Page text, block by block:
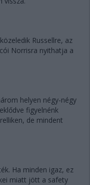
Russellre, az
Norrisra nyithatja a
helyen négy-négy
figyelnénk
de mindent
Ha minden igaz, ez
miatt jött a safety